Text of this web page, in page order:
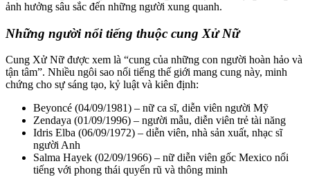
ảnh hưởng sâu sắc đến những người xung quanh.
Những người nổi tiếng thuộc cung Xử Nữ
Cung Xử Nữ được xem là “cung của những con người hoàn hảo và
tận tâm”. Nhiều ngôi sao nổi tiếng thế giới mang cung này, minh
chứng cho sự sáng tạo, kỷ luật và kiên định:
Beyoncé (04/09/1981) – nữ ca sĩ, diễn viên người Mỹ
Zendaya (01/09/1996) – người mẫu, diễn viên trẻ tài năng
Idris Elba (06/09/1972) – diễn viên, nhà sản xuất, nhạc sĩ
người Anh
Salma Hayek (02/09/1966) – nữ diễn viên gốc Mexico nổi
tiếng với phong thái quyến rũ và thông minh